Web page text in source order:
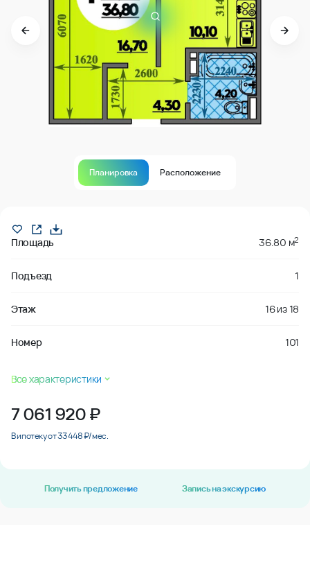
Планировка Расположение
Площадь 36.80 м2
Подъезд 1
Этаж 16из18
Номер 101
Все характеристики
7 061 920₽
В ипотеку от 33 448 ₽/мес.
Получить предложение Запись на экскурсию